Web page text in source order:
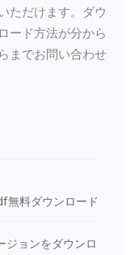
ただけます。ダウ
ード方法が分から
までお問い合わせ
無料ダウンロード
ジョンをダウンロ